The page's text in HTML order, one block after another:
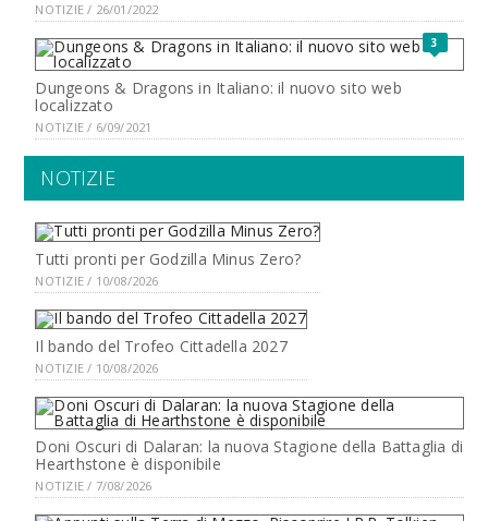
NOTIZIE / 26/01/2022
3
Dungeons & Dragons in Italiano: il nuovo sito web
localizzato
NOTIZIE / 6/09/2021
NOTIZIE
Tutti pronti per Godzilla Minus Zero?
NOTIZIE / 10/08/2026
Il bando del Trofeo Cittadella 2027
NOTIZIE / 10/08/2026
Doni Oscuri di Dalaran: la nuova Stagione della Battaglia di
Hearthstone è disponibile
NOTIZIE / 7/08/2026